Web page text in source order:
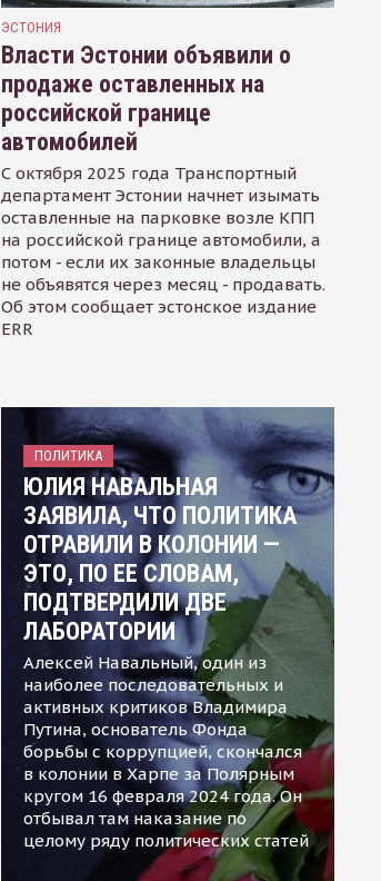
ЭСТОНИЯ
Власти Эстонии объявили о
продаже оставленных на
российской границе
автомобилей
С октября 2025 года Транспортный
департамент Эстонии начнет изымать
оставленные на парковке возле КПП
на российской границе автомобили, а
потом - если их законные владельцы
не объявятся через месяц - продавать.
Об этом сообщает эстонское издание
ERR
ПОЛИТИКА
ЮЛИЯ НАВАЛЬНАЯ
ЗАЯВИЛА, ЧТО ПОЛИТИКА
ОТРАВИЛИ В КОЛОНИИ —
ЭТО, ПО ЕЕ СЛОВАМ,
ПОДТВЕРДИЛИ ДВЕ
ЛАБОРАТОРИИ
Алексей Навальный, один из
наиболее последовательных и
активных критиков Владимира
Путина, основатель Фонда
борьбы с коррупцией, скончался
в колонии в Харпе за Полярным
кругом 16 февраля 2024 года. Он
отбывал там наказание по
целому ряду политических статей